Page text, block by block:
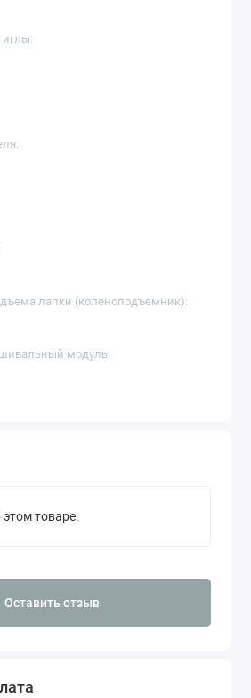
лапки (коленоподъемник):
модуль:
товаре.
Оставить отзыв